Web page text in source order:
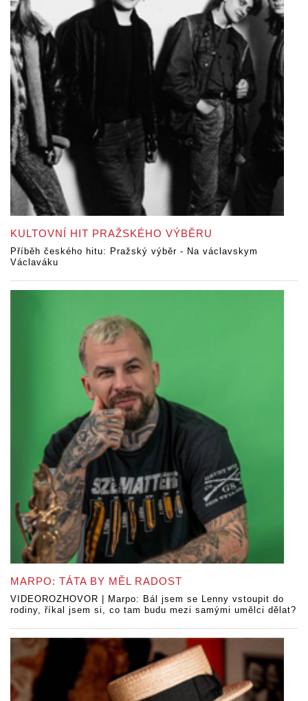
KULTOVNÍ HIT PRAŽSKÉHO VÝBĚRU
Příběh českého hitu: Pražský výběr - Na václavskym
Václaváku
MARPO: TÁTA BY MĚL RADOST
VIDEOROZHOVOR | Marpo: Bál jsem se Lenny vstoupit do
rodiny, říkal jsem si, co tam budu mezi samými umělci dělat?